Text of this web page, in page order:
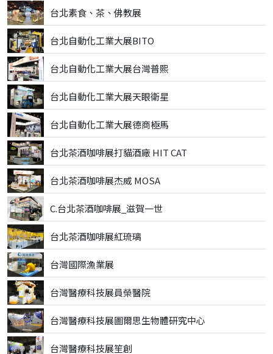
台北素食、茶、佛教展
台北自動化工業大展BITO
台北自動化工業大展台灣普熙
台北自動化工業大展天眼衛星
台北自動化工業大展德商極馬
台北茶酒咖啡展打貓酒廠 HIT CAT
台北茶酒咖啡展杰威 MOSA
C.台北茶酒咖啡展_滋賀一世
台北茶酒咖啡展紅琉璃
台灣國際漁業展
台灣醫療科技展員榮醫院
台灣醫療科技展圖爾思生物體研究中心
台灣醫療科技展笙創